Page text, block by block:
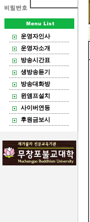
운영자인사
운영자소개
방송시간표
생방송듣기
방송대화방
윈앰프설치
사이버연등
후원금보시